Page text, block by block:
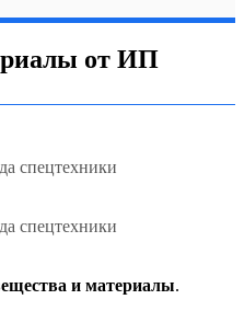
от ИП
спецтехники
спецтехники
и материалы.